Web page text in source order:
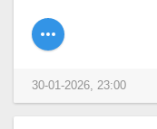
30-01-2026, 23:00